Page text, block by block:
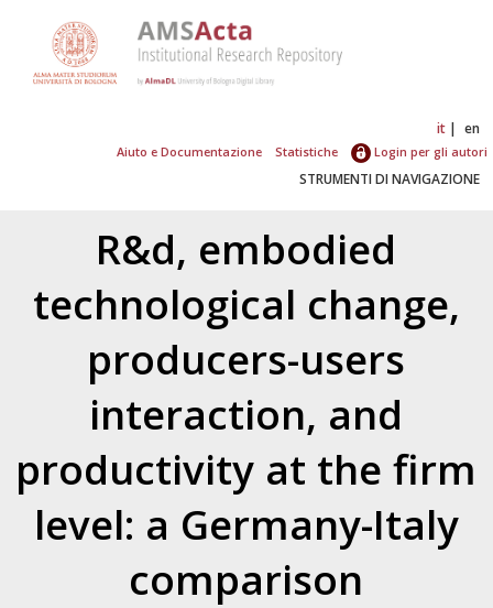
it en
Aiuto e Documentazione Statistiche Login per gli autori
STRUMENTI DI NAVIGAZIONE
R&d, embodied
technological change,
producers-users
interaction, and
productivity at the firm
level: a Germany-Italy
comparison